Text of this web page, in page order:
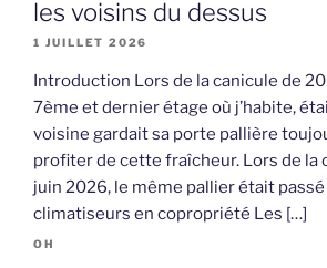
les voisins du dessus
1 JUILLET 2026
Introduction Lors de la canicule de
7ème et dernier étage où j’habite,
voisine gardait sa porte pallière
profiter de cette fraîcheur. Lors de la
juin 2026, le même pallier était passé
climatiseurs en copropriété Les […]
OH